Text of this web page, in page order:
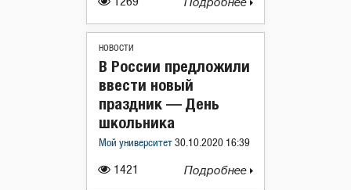
Подробнее
НОВОСТИ
1421
В России предложили
ввести новый
праздник — День
школьника
Мой университет 30.10.2020 16:39
Подробнее